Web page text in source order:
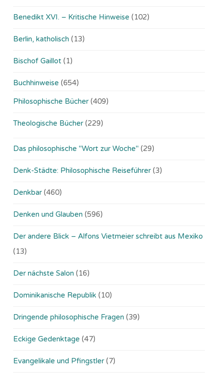
Benedikt XVI. – Kritische Hinweise (102)
Berlin, katholisch (13)
Bischof Gaillot (1)
Buchhinweise (654)
Philosophische Bücher (409)
Theologische Bücher (229)
Das philosophische "Wort zur Woche" (29)
Denk-Städte: Philosophische Reiseführer (3)
Denkbar (460)
Denken und Glauben (596)
Der andere Blick – Alfons Vietmeier schreibt aus Mexiko
(13)
Der nächste Salon (16)
Dominikanische Republik (10)
Dringende philosophische Fragen (39)
Eckige Gedenktage (47)
Evangelikale und Pfingstler (7)